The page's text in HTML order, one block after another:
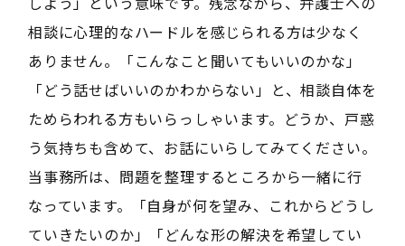
相談に心理的なハードルを感じられる方は少なく
ありません。「こんなこと聞いてもいいのかな」
「どう話せばいいのかわからない」と、相談自体を
ためらわれる方もいらっしゃいます。どうか、戸惑
う気持ちも含めて、お話にいらしてみてください。
当事務所は、問題を整理するところから一緒に行
なっています。「自身が何を望み、これからどうし
ていきたいのか」「どんな形の解決を希望してい